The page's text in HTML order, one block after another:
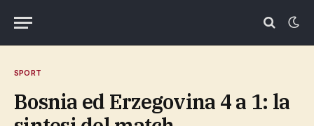
SPORT
Bosnia ed Erzegovina 4 a 1: la